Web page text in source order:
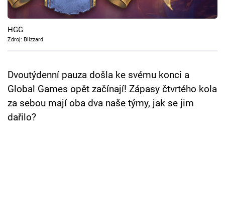
Cool Esport
Pořady
Sledujte prima+
Přihlášení
HGG
Zdroj: Blizzard
Dvoutýdenní pauza došla ke svému konci a
Global Games opět začínají! Zápasy čtvrtého kola
za sebou mají oba dva naše týmy, jak se jim
dařilo?